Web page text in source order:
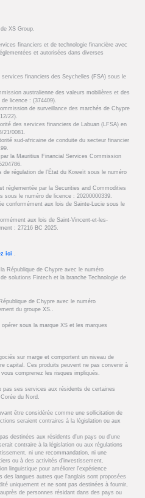
XS Group.
financiers et de technologie financière avec
et autorisées dans diverses
financiers des Seychelles (FSA) sous le
australienne des valeurs mobilières et des
licence : (374409).
de surveillance des marchés de Chypre
22).
des services financiers de Labuan (LFSA) en
21/0081.
sud-africaine de conduite du secteur financier
la Mauritius Financial Services Commission
régulation de l’État du Koweït sous le numéro
réglementée par la Securities and Commodities
sous le numéro de licence : 20200000339.
conformément aux lois de Sainte-Lucie sous le
aux lois de Saint-Vincent-et-les-
: 27216 BC 2025.
ici .
République de Chypre avec le numéro
solutions Fintech et la branche Technologie de
de Chypre avec le numéro
du groupe XS..
sous la marque XS et les marques
sur marge et comportent un niveau de
capital. Ces produits peuvent ne pas convenir à
comprenez les risques impliqués.
pas ses services aux résidents de certaines
du Nord.
être considérée comme une sollicitation de
seraient contraires à la législation ou aux
destinées aux résidents d'un pays ou d'une
contraire à la législation ou aux régulations
ni une recommandation, ni une
ou à des activités d'investissement.
linguistique pour améliorer l'expérience
langues autres que l'anglais sont proposées
uniquement et ne sont pas destinées à fournir,
de personnes résidant dans des pays ou